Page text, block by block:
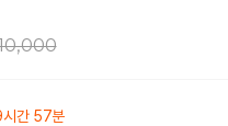
간 57분